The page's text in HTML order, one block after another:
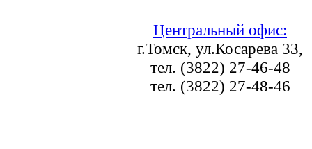
Центральный офис:
г.Томск, ул.Косарева 33,
тел. (3822) 27-46-48
тел. (3822) 27-48-46